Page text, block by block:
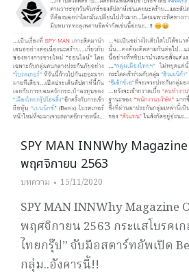
SPY MAN INNWhy
พฤศจิกายน 2563
บทความ 15/11/2020
SPY MAN INNWhy Magazine
พฤศจิกายน 2563 กระแสโบรคเก
ไทยกรุ๊ป” จับมือสตาร์ทอัพเปิด
กลุ่ม..อังคารนี้!!